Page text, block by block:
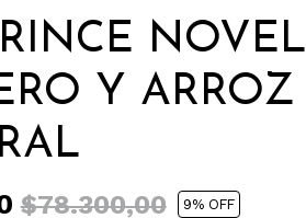
NOVEL
Y ARROZ
$78.300,00 9% OFF